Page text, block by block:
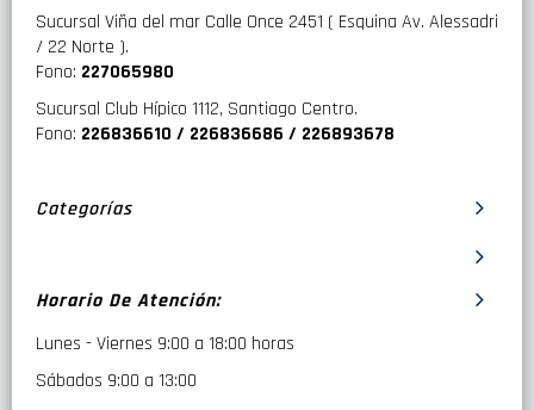
Sucursal Viña del mar Calle Once 2451 ( Esquina Av. Alessadri
/ 22 Norte ).
Fono: 227065980
Sucursal Club Hípico 1112, Santiago Centro.
Fono: 226836610 / 226836686 / 226893678
Categorías
Horario De Atención:
Lunes - Viernes 9:00 a 18:00 horas
Sábados 9:00 a 13:00